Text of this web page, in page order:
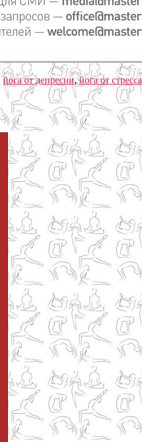
йога от депресии,йога от стресса